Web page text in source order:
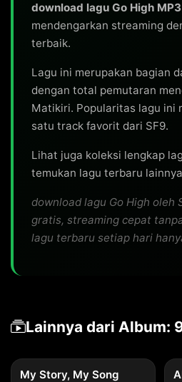
download lagu Go High
mendengarkan streaming
terbaik.
Lagu ini merupakan bagian
dengan total pemutaran
Matikiri. Popularitas lagu ini
satu track favorit dari SF9.
Lihat juga koleksi lengkap
temukan lagu terbaru
download lagu Go High oleh
gratis, streaming cepat
lagu terbaru setiap hari
Lainnya dari Album:
My Story, My Song